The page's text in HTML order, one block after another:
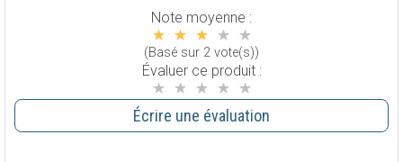
Note moyenne :
(Basé sur 2 vote(s))
Évaluer ce produit :
Écrire une évaluation